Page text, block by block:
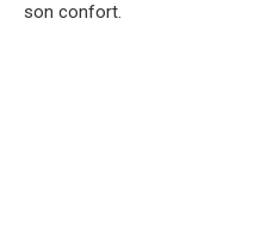
son confort.